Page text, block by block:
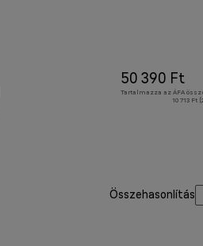
50 390 Ft
Tartalmazza az ÁFA
10 713 Ft
Összehasonlítás